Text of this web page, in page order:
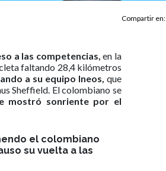
Compartir en:
a las competencias, en la
faltando 28,4 kilómetros
a su equipo Ineos, que
Sheffield. El colombiano se
mostró sonriente por el
el colombiano
su vuelta a las